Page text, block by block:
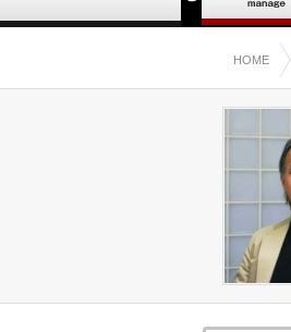
HOME